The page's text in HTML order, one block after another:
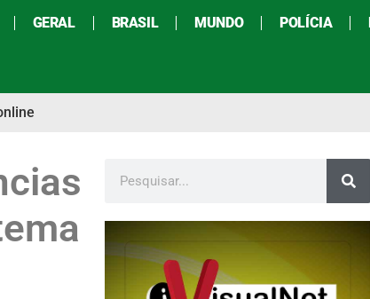
GERAL BRASIL MUNDO POLÍCIA